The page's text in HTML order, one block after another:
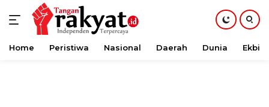
Langsung
Home Peristiwa Nasional Daerah Dunia Ekbis